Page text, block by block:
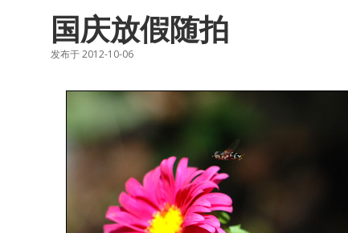
国庆放假随拍
发布于 2012-10-06